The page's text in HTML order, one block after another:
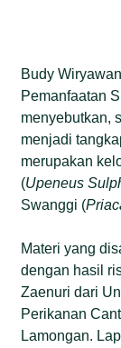
Budy
Pemanfaatan
menyebutkan,
menjadi
merupakan
(Upeneus
Swanggi (
Materi yang
dengan hasil
Zaenuri dari
Perikanan
Lamongan.